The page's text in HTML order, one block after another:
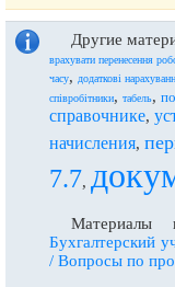
Другие
врахувати перенесення
часу, додаткові
співробітники, табель,
справочнике,
начисления,
7.7,
Материалы
Бухгалтерский
/ Вопросы по